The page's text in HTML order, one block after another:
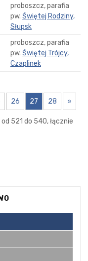
proboszcz, parafia
pw. Świętej Rodziny,
Słupsk
proboszcz, parafia
pw. Świętej Trójcy,
Czaplinek
26 27 28 »
521 do 540, łącznie